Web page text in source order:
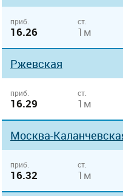
приб.
16.26
ст.
1м
Ржевская
приб.
16.29
ст.
1м
Москва-
приб.
16.32
ст.
1м